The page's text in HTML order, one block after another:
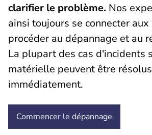
clarifier le problème. Nos
ainsi toujours se connecter
procéder au dépannage et au
La plupart des cas d'incidents
matérielle peuvent être résolus
immédiatement.
Commencer le dépannage